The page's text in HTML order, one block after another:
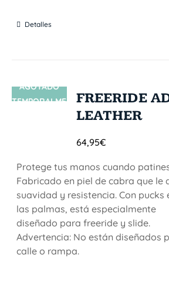
Detalles
SIN STOCK
AGOTADO
TEMPORALME
FREERIDE
LEATHER
64,95€
Protege tus manos cuando
Fabricado en piel de cabra que le
suavidad y resistencia. Con pucks
las palmas, está especialmente
diseñado para freeride y slide.
Advertencia: No están diseñados
calle o rampa.